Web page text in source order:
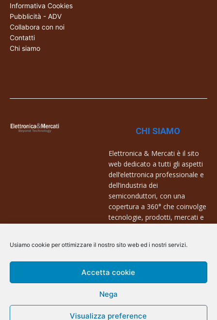
Usiamo cookie per ottimizzare il nostro sito web ed i nostri servizi.
Accetta cookie
Nega
Visualizza preference
Informativa Cookies
Pubblicità - ADV
Collabora con noi
Contatti
Chi siamo
CHI SIAMO
Elettronica & Mercati è il sito
web dedicato a tutti gli aspetti
dell’elettronica professionale e
dell’industria dei
semiconduttori, con una
copertura a 360° che coinvolge
tecnologie, prodotti, mercati e
Contatti:
info@arscommunication.it
@ArsCommunication 2023